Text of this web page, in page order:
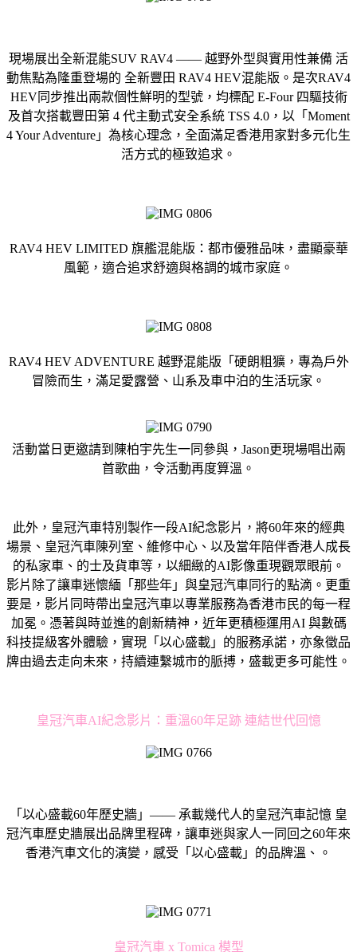
現場展出全新混能SUV RAV4 —— 越野外型與實用性兼備 活
動焦點為隆重登場的 全新豐田 RAV4 HEV混能版。是次RAV4
HEV同步推出兩款個性鮮明的型號，均標配 E-Four 四驅技術
及首次搭載豐田第 4 代主動式安全系統 TSS 4.0，以「Moment
4 Your Adventure」為核心理念，全面滿足香港用家對多元化生
活方式的極致追求。
RAV4 HEV LIMITED 旗艦混能版：都市優雅品味，盡顯豪華
風範，適合追求舒適與格調的城市家庭。
RAV4 HEV ADVENTURE 越野混能版「硬朗粗獷，專為戶外
冒險而生，滿足愛露營、山系及車中泊的生活玩家。
活動當日更邀請到陳柏宇先生一同參與，Jason更現場唱出兩
首歌曲，令活動再度算溫。
此外，皇冠汽車特別製作一段AI紀念影片，將60年來的經典
場景、皇冠汽車陳列室、維修中心、以及當年陪伴香港人成長
的私家車、的士及貨車等，以細緻的AI影像重現觀眾眼前。
影片除了讓車迷懷緬「那些年」與皇冠汽車同行的點滴。更重
要是，影片同時帶出皇冠汽車以專業服務為香港市民的每一程
加冕。憑著與時並進的創新精神，近年更積極運用AI 與數碼
科技提級客外體驗，實現「以心盛載」的服務承諾，亦象徵品
牌由過去走向未來，持續連繫城市的脈搏，盛載更多可能性。
皇冠汽車AI紀念影片：重溫60年足跡 連結世代回憶
「以心盛載60年歷史牆」—— 承載幾代人的皇冠汽車記憶 皇
冠汽車歷史牆展出品牌里程碑，讓車迷與家人一同回之60年來
香港汽車文化的演變，感受「以心盛載」的品牌溫、。
皇冠汽車 x Tomica 模型